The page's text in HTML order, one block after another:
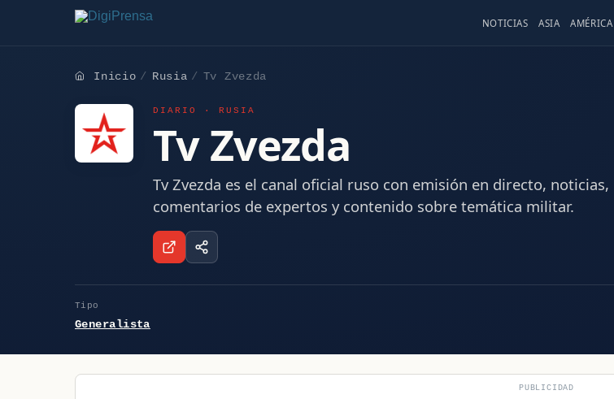
NOTICIAS ASIA AMÉRICA
Inicio Rusia Tv Zvezda
DIARIO · RUSIA
Tv Zvezda
Tv Zvezda es el canal oficial ruso con emisión en directo, noticias,
comentarios de expertos y contenido sobre temática militar.
Tipo
Generalista
PUBLICIDAD